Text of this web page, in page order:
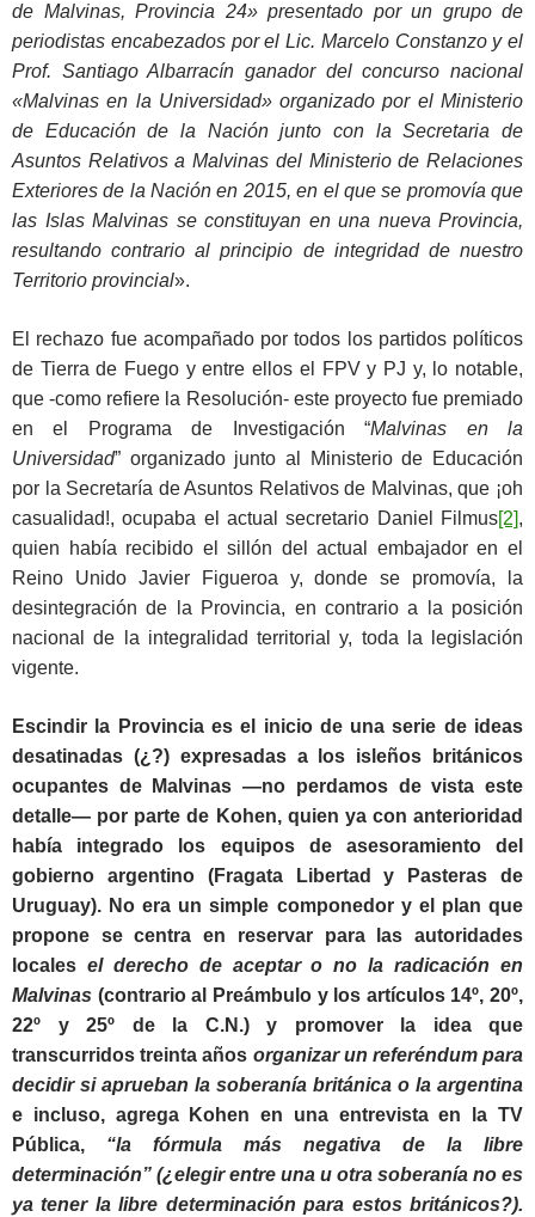
de Malvinas, Provincia 24» presentado por un grupo de
periodistas encabezados por el Lic. Marcelo Constanzo y el
Prof. Santiago Albarracín ganador del concurso nacional
«Malvinas en la Universidad» organizado por el Ministerio
de Educación de la Nación junto con la Secretaria de
Asuntos Relativos a Malvinas del Ministerio de Relaciones
Exteriores de la Nación en 2015, en el que se promovía que
las Islas Malvinas se constituyan en una nueva Provincia,
resultando contrario al principio de integridad de nuestro
Territorio provincial».
El rechazo fue acompañado por todos los partidos políticos
de Tierra de Fuego y entre ellos el FPV y PJ y, lo notable,
que -como refiere la Resolución- este proyecto fue premiado
en el Programa de Investigación “Malvinas en la
Universidad” organizado junto al Ministerio de Educación
por la Secretaría de Asuntos Relativos de Malvinas, que ¡oh
casualidad!, ocupaba el actual secretario Daniel Filmus[2],
quien había recibido el sillón del actual embajador en el
Reino Unido Javier Figueroa y, donde se promovía, la
desintegración de la Provincia, en contrario a la posición
nacional de la integralidad territorial y, toda la legislación
vigente.
Escindir la Provincia es el inicio de una serie de ideas
desatinadas (¿?) expresadas a los isleños británicos
ocupantes de Malvinas —no perdamos de vista este
detalle— por parte de Kohen, quien ya con anterioridad
había integrado los equipos de asesoramiento del
gobierno argentino (Fragata Libertad y Pasteras de
Uruguay). No era un simple componedor y el plan que
propone se centra en reservar para las autoridades
locales el derecho de aceptar o no la radicación en
Malvinas (contrario al Preámbulo y los artículos 14º, 20º,
22º y 25º de la C.N.) y promover la idea que
transcurridos treinta años organizar un referéndum para
decidir si aprueban la soberanía británica o la argentina
e incluso, agrega Kohen en una entrevista en la TV
Pública, “la fórmula más negativa de la libre
determinación” (¿elegir entre una u otra soberanía no es
ya tener la libre determinación para estos británicos?).